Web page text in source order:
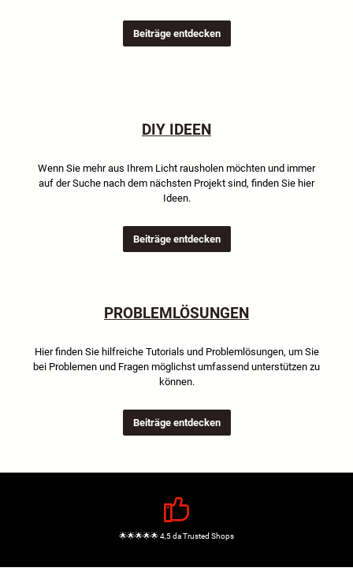
Beiträge entdecken
DIY IDEEN
Wenn Sie mehr aus Ihrem Licht rausholen möchten und immer
auf der Suche nach dem nächsten Projekt sind, finden Sie hier
Ideen.
Beiträge entdecken
PROBLEMLÖSUNGEN
Hier finden Sie hilfreiche Tutorials und Problemlösungen, um Sie
bei Problemen und Fragen möglichst umfassend unterstützen zu
können.
Beiträge entdecken
🌟🌟🌟🌟🌟 4,5 da Trusted Shops